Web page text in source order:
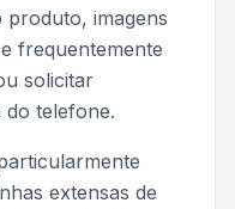
produto, imagens
frequentemente
solicitar
do telefone.
extensas de